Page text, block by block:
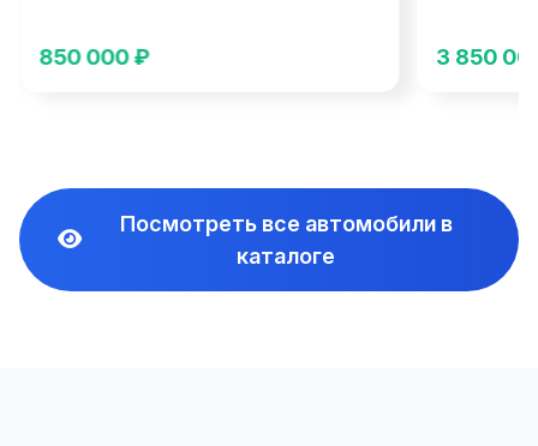
850 000 ₽ 3 850
Посмотреть все автомобили в
каталоге